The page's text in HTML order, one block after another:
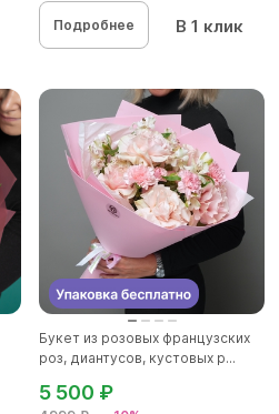
Подробнее В 1 клик
Букет из розовых французских
роз, диантусов, кустовых р...
5 500 ₽